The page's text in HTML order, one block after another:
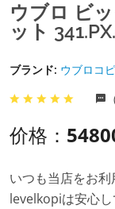
ウブロ ビ
ット
ブランド: ウブロコ
价格：
いつも当店をお利
levelkopiは安心